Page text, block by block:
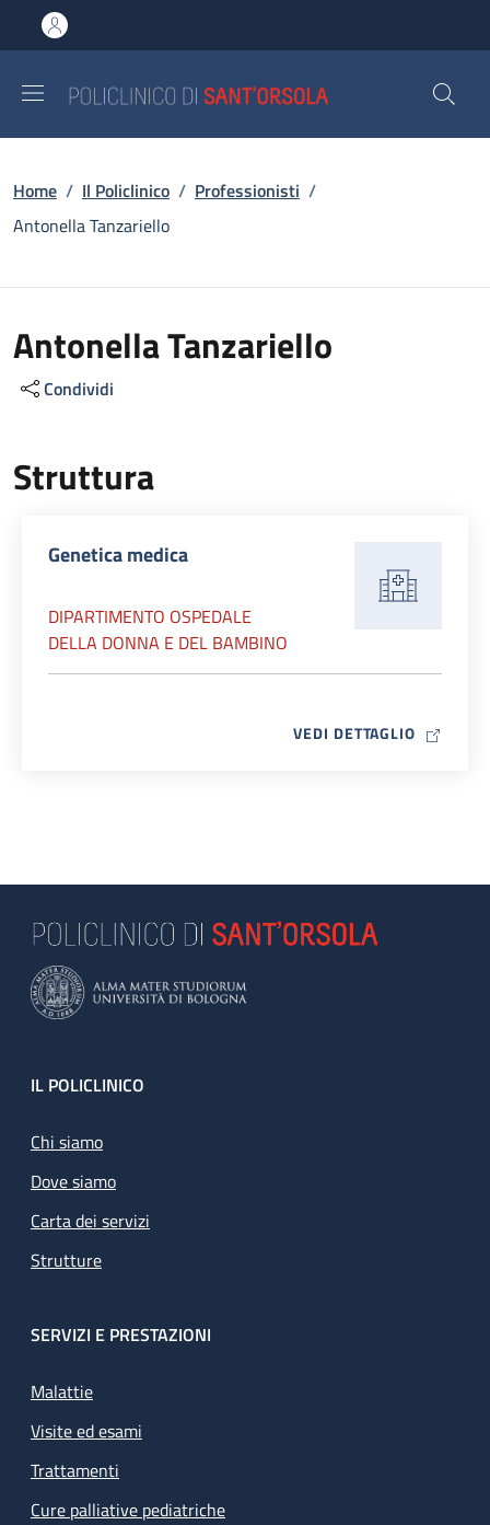
al contenuto principale
to footer content
Briciole di pane
Home / Il Policlinico / Professionisti /
Antonella Tanzariello
Antonella Tanzariello
Condividi
Struttura
Genetica medica
DIPARTIMENTO OSPEDALE
DELLA DONNA E DEL BAMBINO
VEDI DETTAGLIO MAP ICON
Footer
IL POLICLINICO
Chi siamo
Dove siamo
Carta dei servizi
Strutture
SERVIZI E PRESTAZIONI
Malattie
Visite ed esami
Trattamenti
Cure palliative pediatriche